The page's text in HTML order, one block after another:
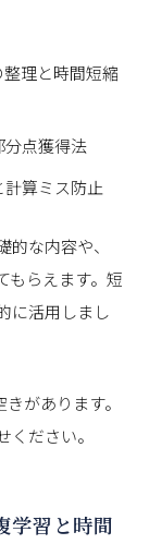
理と時間短縮
分点獲得法
算ミス防止
な内容や、
もらえます。短
に活用しまし
があります。
ださい。
学習と時間